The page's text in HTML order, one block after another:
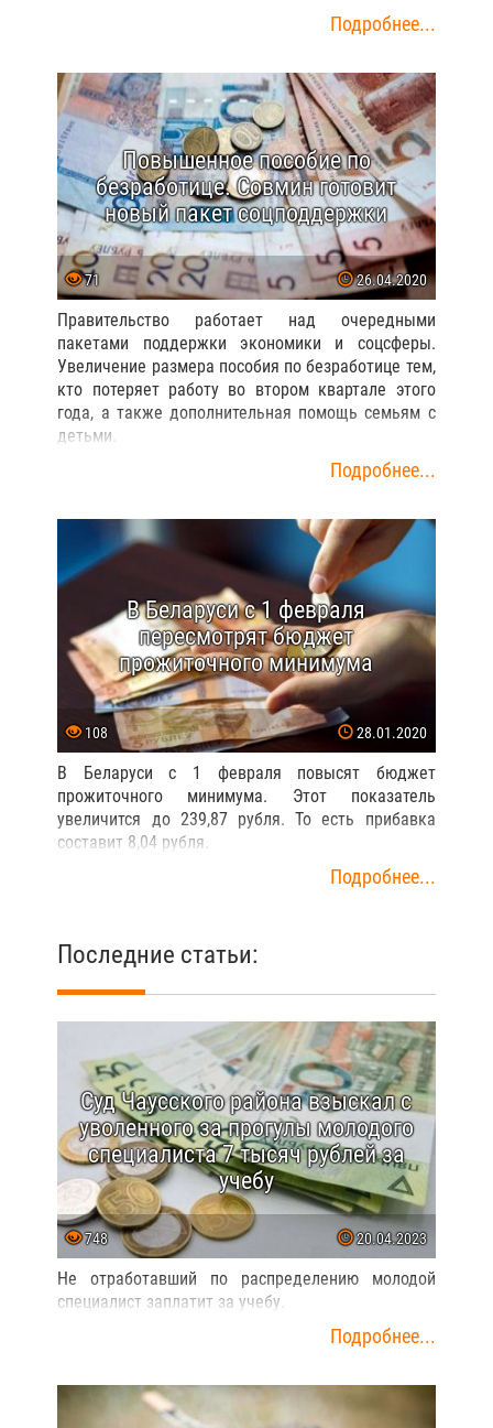
Подробнее...
Повышенное пособие по
безработице. Совмин готовит
новый пакет соцподдержки
71 26.04.2020
Правительство работает над очередными
пакетами поддержки экономики и соцсферы.
Увеличение размера пособия по безработице тем,
кто потеряет работу во втором квартале этого
года, а также дополнительная помощь семьям с
детьми.
Подробнее...
В Беларуси с 1 февраля
пересмотрят бюджет
прожиточного минимума
108 28.01.2020
В Беларуси с 1 февраля повысят бюджет
прожиточного минимума. Этот показатель
увеличится до 239,87 рубля. То есть прибавка
составит 8,04 рубля.
Подробнее...
Последние статьи:
Суд Чаусского района взыскал с
уволенного за прогулы молодого
специалиста 7 тысяч рублей за
учебу
748 20.04.2023
Не отработавший по распределению молодой
специалист заплатит за учебу.
Подробнее...